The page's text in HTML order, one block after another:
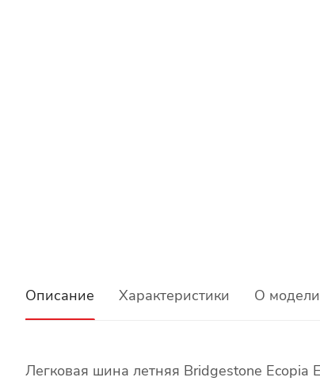
Описание Характеристики О модели
Легковая шина летняя Bridgestone Ecopia